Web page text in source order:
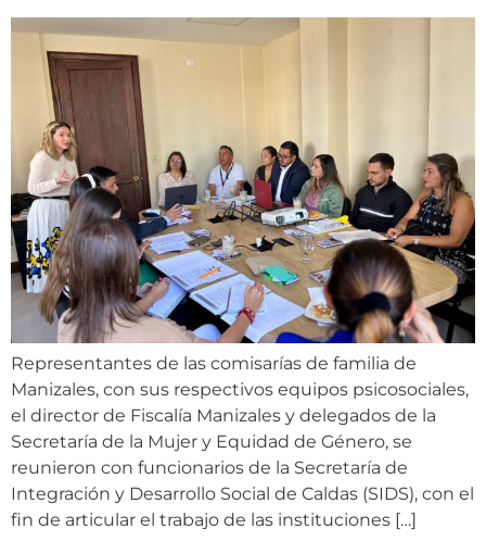
Representantes de las comisarías de familia de
Manizales, con sus respectivos equipos psicosociales,
el director de Fiscalía Manizales y delegados de la
Secretaría de la Mujer y Equidad de Género, se
reunieron con funcionarios de la Secretaría de
Integración y Desarrollo Social de Caldas (SIDS), con el
fin de articular el trabajo de las instituciones […]